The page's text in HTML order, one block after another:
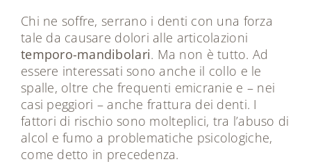
Chi ne soffre, serrano i denti con una forza
tale da causare dolori alle articolazioni
temporo-mandibolari. Ma non è tutto. Ad
essere interessati sono anche il collo e le
spalle, oltre che frequenti emicranie e – nei
casi peggiori – anche frattura dei denti. I
fattori di rischio sono molteplici, tra l’abuso di
alcol e fumo a problematiche psicologiche,
come detto in precedenza.